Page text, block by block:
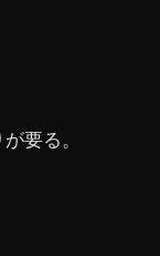
要る。